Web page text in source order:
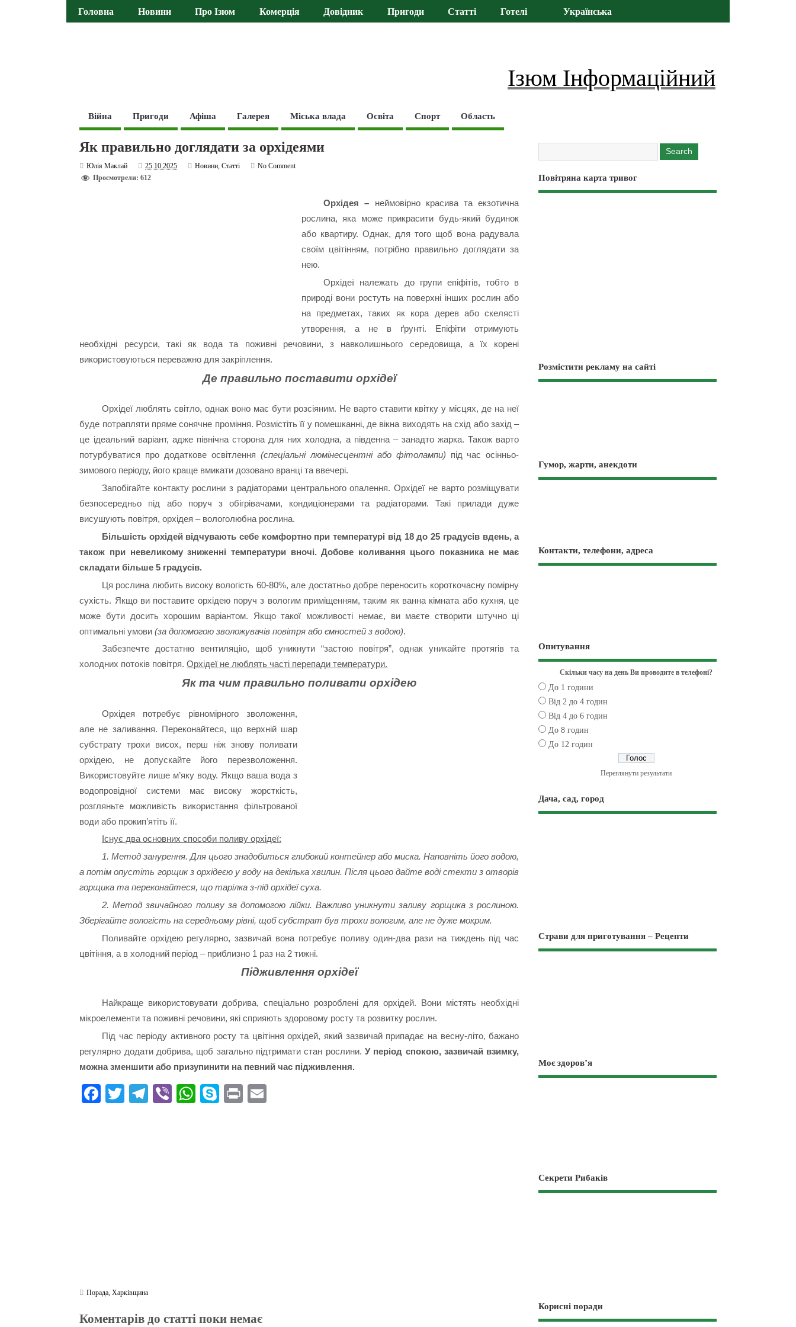
Головна Новини Про Ізюм Комерція Довідник Пригоди Статті Готелі Українська
Ізюм Інформаційний
Війна Пригоди Афіша Галерея Міська влада Освіта Спорт Область
Як правильно доглядати за орхідеями
Юлія Маклай 25.10.2025 Новини,Статті
No Comment
Просмотрели: 612
Орхідея – неймовірно красива та екзотична
рослина, яка може прикрасити будь-який будинок
або квартиру. Однак, для того щоб вона радувала
своїм цвітінням, потрібно правильно доглядати за
нею.
Орхідеї належать до групи епіфітів, тобто в
природі вони ростуть на поверхні інших рослин або
на предметах, таких як кора дерев або скелясті
утворення, а не в ґрунті. Епіфіти отримують
необхідні ресурси, такі як вода та поживні речовини, з навколишнього середовища, а їх корені
використовуються переважно для закріплення.
Де правильно поставити орхідеї
Орхідеї люблять світло, однак воно має бути розсіяним. Не варто ставити квітку у місцях, де на неї
буде потрапляти пряме сонячне проміння. Розмістіть її у помешканні, де вікна виходять на схід або захід –
це ідеальний варіант, адже північна сторона для них холодна, а південна – занадто жарка. Також варто
потурбуватися про додаткове освітлення (спеціальні люмінесцентні або фітолампи) під час осінньо-
зимового періоду, його краще вмикати дозовано вранці та ввечері.
Запобігайте контакту рослини з радіаторами центрального опалення. Орхідеї не варто розміщувати
безпосередньо під або поруч з обігрівачами, кондиціонерами та радіаторами. Такі прилади дуже
висушують повітря, орхідея – вологолюбна рослина.
Більшість орхідей відчувають себе комфортно при температурі від 18 до 25 градусів вдень, а
також при невеликому зниженні температури вночі. Добове коливання цього показника не має
складати більше 5 градусів.
Ця рослина любить високу вологість 60-80%, але достатньо добре переносить короткочасну помірну
сухість. Якщо ви поставите орхідею поруч з вологим приміщенням, таким як ванна кімната або кухня, це
може бути досить хорошим варіантом. Якщо такої можливості немає, ви маєте створити штучно ці
оптимальні умови(за допомогою зволожувачів повітря або ємностей з водою).
Забезпечте достатню вентиляцію, щоб уникнути “застою повітря”, однак уникайте протягів та
холодних потоків повітря.Орхідеї не люблять часті перепади температури.
Як та чим правильно поливати орхідею
Орхідея потребує рівномірного зволоження,
але не заливання. Переконайтеся, що верхній шар
субстрату трохи висох, перш ніж знову поливати
орхідею, не допускайте його перезволоження.
Використовуйте лише м’яку воду. Якщо ваша вода з
водопровідної системи має високу жорсткість,
розгляньте можливість використання фільтрованої
води або прокип’ятіть її.
Існує два основних способи поливу орхідеї:
1. Метод занурення. Для цього знадобиться глибокий контейнер або миска. Наповніть його водою,
а потім опустіть горщик з орхідеєю у воду на декілька хвилин. Після цього дайте воді стекти з отворів
горщика та переконайтеся, що тарілка з-під орхідеї суха.
2. Метод звичайного поливу за допомогою лійки. Важливо уникнути заливу горщика з рослиною.
Зберігайте вологість на середньому рівні, щоб субстрат був трохи вологим, але не дуже мокрим.
Поливайте орхідею регулярно, зазвичай вона потребує поливу один-два рази на тиждень під час
цвітіння, а в холодний період – приблизно 1 раз на 2 тижні.
Підживлення орхідеї
Найкраще використовувати добрива, спеціально розроблені для орхідей. Вони містять необхідні
мікроелементи та поживні речовини, які сприяють здоровому росту та розвитку рослин.
Під час періоду активного росту та цвітіння орхідей, який зазвичай припадає на весну-літо, бажано
регулярно додати добрива, щоб загально підтримати стан рослини. У період спокою, зазвичай взимку,
можна зменшити або призупинити на певний час підживлення.
Fa T
Te Vi
W
S
Pr
Порада ,Харківщина
Коментарів до статті поки немає
Повітряна карта тривог
Розмістити рекламу на сайті
Гумор, жарти, анекдоти
Контакти, телефони, адреса
Опитування
Скільки часу на день Ви проводите в телефоні?
До 1 години
Від 2 до 4 годин
Від 4 до 6 годин
До 8 годин
До 12 годин
Переглянути результати
Дача, сад, город
Страви для приготування – Рецепти
Моє здоров’я
Секрети Рибаків
Корисні поради